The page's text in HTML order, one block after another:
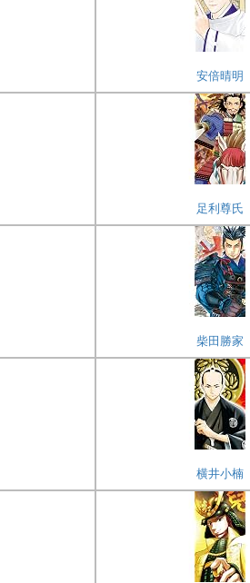
安倍晴明
足利尊氏
柴田勝家
横井小楠